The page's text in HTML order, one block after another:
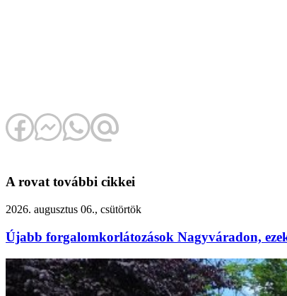
A rovat további cikkei
2026. augusztus 06., csütörtök
Újabb forgalomkorlátozások Nagyváradon,